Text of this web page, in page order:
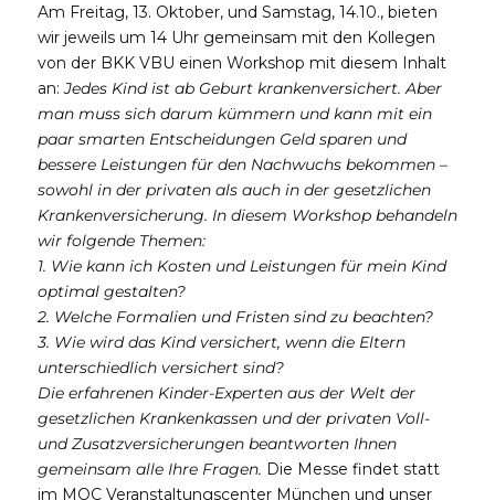
Am Freitag, 13. Oktober, und Samstag, 14.10., bieten
wir jeweils um 14 Uhr gemeinsam mit den Kollegen
von der BKK VBU einen Workshop mit diesem Inhalt
an:Jedes Kind ist ab Geburt krankenversichert. Aber
man muss sich darum kümmern und kann mit ein
paar smarten Entscheidungen Geld sparen und
bessere Leistungen für den Nachwuchs bekommen –
sowohl in der privaten als auch in der gesetzlichen
Krankenversicherung. In diesem Workshopbehandeln
wir folgende Themen:
1. Wie kann ich Kosten und Leistungen für mein Kind
optimal gestalten?
2. Welche Formalien und Fristen sind zu beachten?
3. Wie wird das Kind versichert, wenn die Eltern
unterschiedlich versichert sind?
Die erfahrenen Kinder-Experten aus der Welt der
gesetzlichen Krankenkassen und der privaten Voll-
und Zusatzversicherungen beantworten Ihnen
gemeinsam alle Ihre Fragen. Die Messe findet statt
im MOC Veranstaltungscenter München und unser